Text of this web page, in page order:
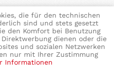
die für den technischen
sind und stets gesetzt
den Komfort bei Benutzung
dienen oder die
und sozialen Netzwerken
nur mit Ihrer Zustimmung
Informationen